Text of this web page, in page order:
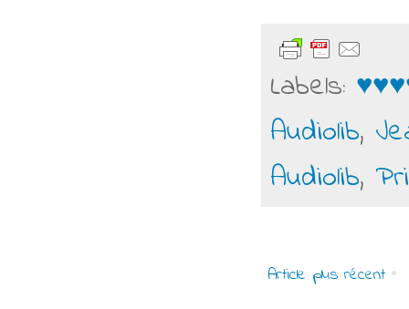
Labels:
Audiolib,
Audiolib,
Article plus récent